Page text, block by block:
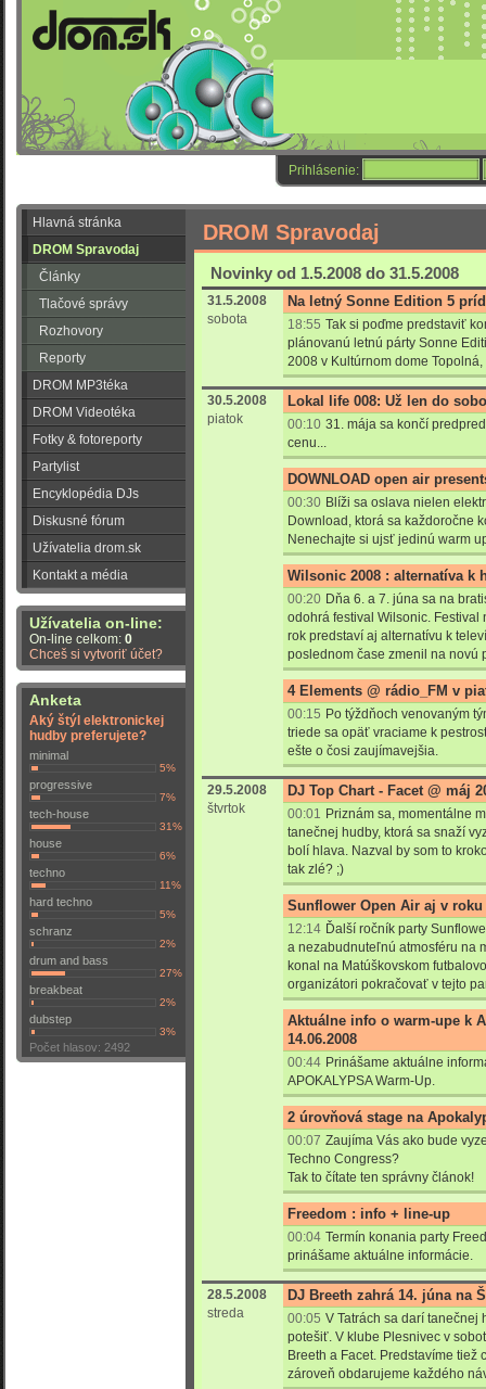
Prihlásenie:
Hlavná stránka
DROM Spravodaj
Články
Tlačové správy
Rozhovory
Reporty
DROM MP3téka
DROM Videotéka
Fotky & fotoreporty
Partylist
Encyklopédia DJs
Diskusné fórum
Užívatelia drom.sk
Kontakt a média
Užívatelia on-line:
On-line celkom: 0
Chceš si vytvoriť účet?
Anketa
Aký štýl elektronickej
hudby preferujete?
minimal
5%
progressive
7%
tech-house
31%
house
6%
techno
11%
hard techno
5%
schranz
2%
drum and bass
27%
breakbeat
2%
dubstep
3%
Počet hlasov: 2492
DROM Spravodaj
Novinky od 1.5.2008 do 31.5.2008
31.5.2008
sobota
Na letný Sonne Edition 5
18:55 Tak si poďme predstaviť
plánovanú letnú párty Sonne
2008 v Kultúrnom dome
30.5.2008
piatok
Lokal life 008: Už len do
00:10 31. mája sa končí
cenu...
DOWNLOAD open air
00:30 Blíži sa oslava nielen
Download, ktorá sa každoročne
Nenechajte si ujsť jedinú warm
Wilsonic 2008 : alternatíva k
00:20 Dňa 6. a 7. júna sa na
odohrá festival Wilsonic.
rok predstaví aj alternatívu k
poslednom čase zmenil na novú
4 Elements @ rádio_FM v
00:15 Po týždňoch venovaným
triede sa opäť vraciame k
ešte o čosi zaujímavejšia.
29.5.2008
štvrtok
DJ Top Chart - Facet @ máj
00:01 Priznám sa, momentálne
tanečnej hudby, ktorá sa snaží
bolí hlava. Nazval by som to
tak zlé? ;)
Sunflower Open Air aj v roku
12:14 Ďalší ročník party
a nezabudnuteľnú atmosféru na
konal na Matúškovskom
organizátori pokračovať v tejto
Aktuálne info o warm-upe k
14.06.2008
00:44 Prinášame aktuálne
APOKALYPSA Warm-Up.
2 úrovňová stage na
00:07 Zaujíma Vás ako bude
Techno Congress?
Tak to čítate ten správny článok!
Freedom : info + line-up
00:04 Termín konania party
prinášame aktuálne informácie.
28.5.2008
streda
DJ Breeth zahrá 14. júna na
00:05 V Tatrách sa darí tanečnej
potešiť. V klube Plesnivec v
Breeth a Facet. Predstavíme tiež
zároveň obdarujeme každého